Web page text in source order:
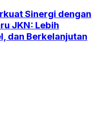
Sinergi dengan
JKN: Lebih
dan Berkelanjutan